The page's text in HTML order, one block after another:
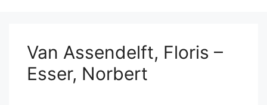
Van Assendelft, Floris –
Esser, Norbert